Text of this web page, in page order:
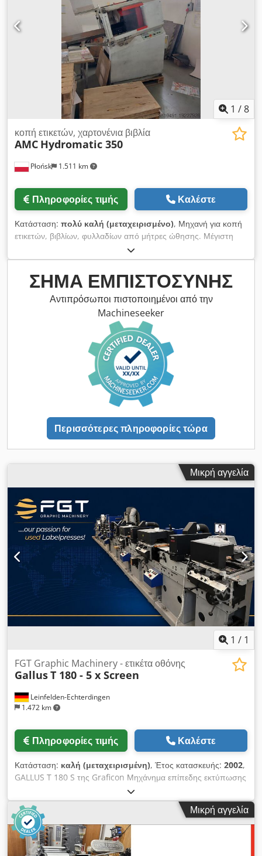
1 /8
Płońsk 1.511 km
κοπή ετικετών, χαρτονένια βιβλία
AMC Hydromatic 350
Πληροφορίες τιμής Καλέστε
Κατάσταση: πολύ καλή (μεταχειρισμένο), Μηχανή για κοπή
ετικετών, βιβλίων, φυλλαδίων από μήτρες ώθησης. Μέγιστη
μορφή 350 x 350 mm Cjdpfxewm Hk As Akborf
ΣΉΜΑ ΕΜΠΙΣΤΟΣΎΝΗΣ
Αντιπρόσωποι πιστοποιημένοι από την
Machineseeker
Περισσότερες πληροφορίες τώρα
Μικρή αγγελία
1 / 1
Leinfelden-Echterdingen
1.472 km
FGT Graphic Machinery - ετικέτα οθόνης
GallusT 180 - 5 x Screen
Πληροφορίες τιμής Καλέστε
Κατάσταση: καλή (μεταχειρισμένη), Έτος κατασκευής: 2002,
GALLUS T 180 S της Graficon Μηχάνημα επίπεδης εκτύπωσης
σε πέντε χρώματα, με δυνατότητα θερμής χάραξης και κοπής
Αξιότιμοι κύριοι/ες, Με χαρά σας προσφέρουμε το ακόλουθο
μηχάνημα Gallus T 180 S της Graficon, ένα εξαιρετικά ευέλικτο
μηχάνημα εκτύπωσης και επεξεργασίας ετικετών στενού
πλάτους. Το μηχάνημα είναι εξοπλισμένο με πέντε μονάδες
επίπεδης εκτύπωσης, δυνατότητα θερμής χάραξης, λειτουργία
Μικρή αγγελία